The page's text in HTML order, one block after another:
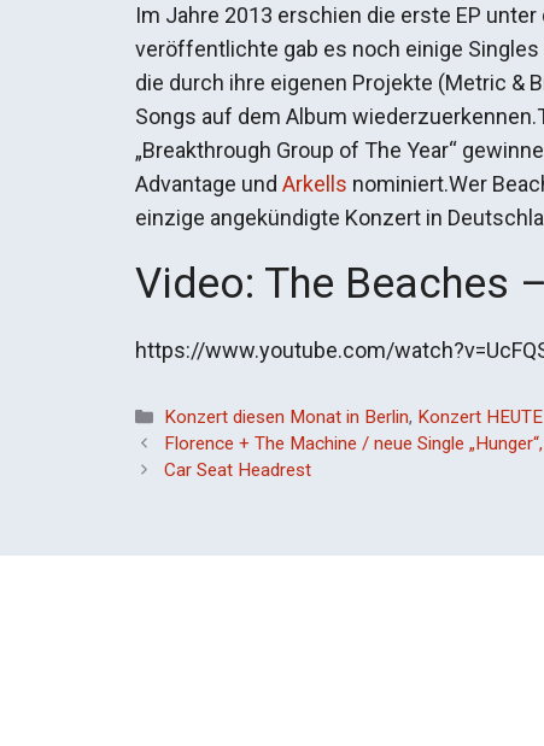
Im Jahre 2013 erschien die erste EP
veröffentlichte gab es noch einige Singles
die durch ihre eigenen Projekte (Metric &
Songs auf dem Album
„Breakthrough Group of The Year“
Advantage und Arkells nominiert.Wer
einzige angekündigte Konzert in
Video: The Beaches
https://www.youtube.com/
Kategorien
Konzert diesen Monat in Berlin, Konzert
Florence + The Machine / neue Single
Car Seat Headrest